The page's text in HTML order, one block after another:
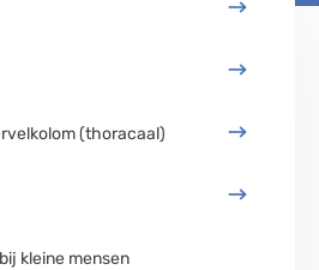
(thoracaal)
kleine mensen